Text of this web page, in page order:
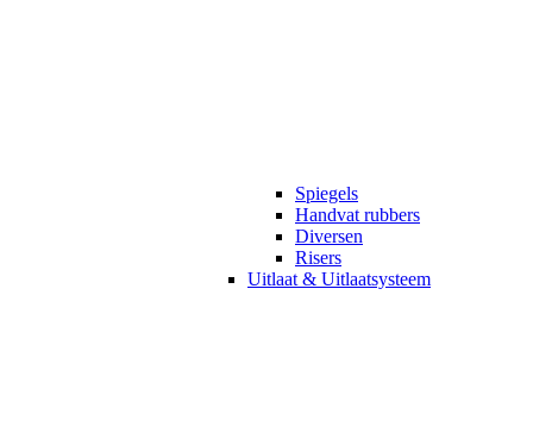
Spiegels
Handvat rubbers
Diversen
Risers
Uitlaat & Uitlaatsysteem